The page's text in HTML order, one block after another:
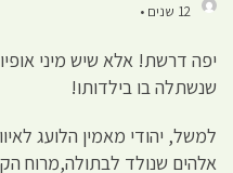
12 שנים •
יפה דרשת! אלא שיש מיני
שנשתלה בו בילדותו!
למשל, יהודי מאמין הלועג
אלהים שנולד לבתולה,מרוח